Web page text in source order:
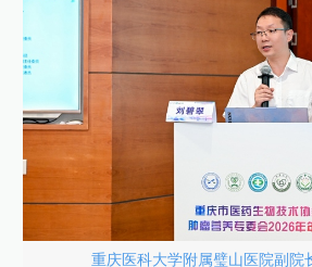
重庆医科大学附属璧山医院副院